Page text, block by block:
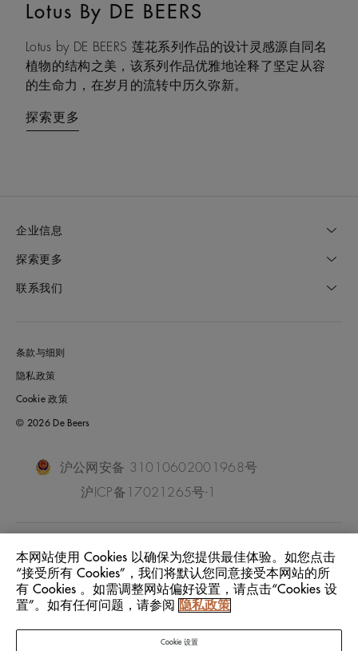
Lotus By DE BEERS
Lotus by DE BEERS 莲花系列作品的设计灵感源自同名
植物的结构之美，该系列作品优雅地诠释了坚定从容
的生命力，在岁月的流转中历久弥新。
探索更多
Talisman
Talisman 系列巧妙融合天然原钻与抛光钻石，以妙趣
盎然的感官互动，诠释大地摄人心魄的力量，成为庇
佑之力与双重能量的现代象征。
探索更多
企业信息
探索更多
联系我们
条款与细则
隐私政策
Cookie 政策
© 2026 De Beers
沪公网安备 31010602001968号
沪ICP备17021265号-1
位置: China Mainland
语言: 中文
本网站使用 Cookies 以确保为您提供最佳体验。如您点击
“接受所有 Cookies”，我们将默认您同意接受本网站的所
有 Cookies 。如需调整网站偏好设置，请点击“Cookies 设
置”。如有任何问题，请参阅
隐私政策
Cookie 设置